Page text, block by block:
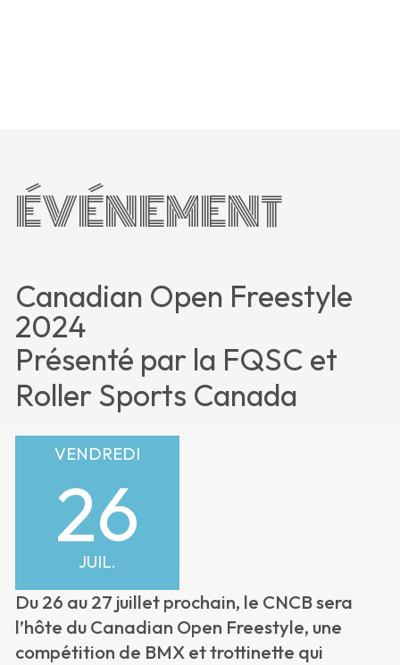
ÉVÉNEMENT
Canadian Open Freestyle
2024
Présenté par la FQSC et
Roller Sports Canada
VENDREDI
26
JUIL.
Du 26 au 27 juillet prochain, le CNCB sera
l’hôte du Canadian Open Freestyle, une
compétition de BMX et trottinette qui